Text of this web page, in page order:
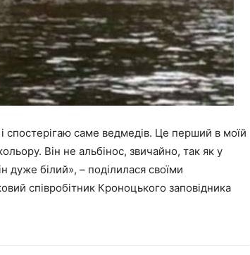
спостерігаю саме ведмедів. Це перший в моїй
Він не альбінос, звичайно, так як у
дуже білий», – поділилася своїми
співробітник Кроноцького заповідника